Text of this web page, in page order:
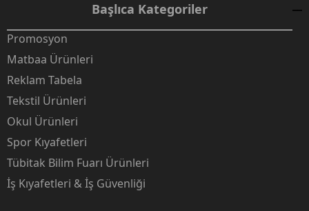
Başlıca Kategoriler
Promosyon
Matbaa Ürünleri
Reklam Tabela
Tekstil Ürünleri
Okul Ürünleri
Spor Kıyafetleri
Tübitak Bilim Fuarı Ürünleri
İş Kıyafetleri & İş Güvenliği